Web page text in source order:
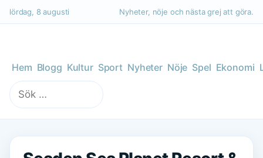
lördag, 8 augusti Nyheter, nöje och nästa grej att göra.
Hem Blogg Kultur Sport Nyheter Nöje Spel Ekonomi
Sök
efter: